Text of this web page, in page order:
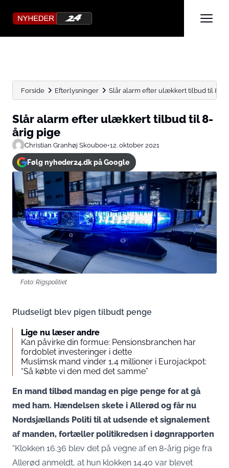
Forside Efterlysninger Slår alarm efter ulækkert tilbud til 8-
Slår alarm efter ulækkert tilbud til 8-
årig pige
Christian Granhøj Skouboe•12. oktober 2021
Følg nyheder24.dk på Google
Foto: Rigspolitiet
Pludseligt blev pigen tilbudt penge
Lige nu læser andre
Kan påvirke din formue: Pensionsbranchen har
fordoblet investeringer i dette
Muslimsk mand vinder 1,4 millioner i Eurojackpot:
“Så købte vi den med det samme”
En mand tilbød mandag en pige penge for at gå
med ham. Hændelsen skete i Allerød og får nu
Nordsjællands Politi til at udsende et signalement
af manden, fortæller politikredsen i døgnrapporten
“Klokken 16.36 blev det på vegne af en 8-årig pige fra
Allerød anmeldt, at hun klokken 14.40 var blevet